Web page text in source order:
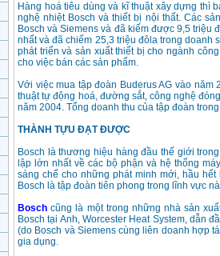
Hàng hoá tiêu dùng và kĩ thuật xây dựng thì
nghệ nhiệt Bosch và thiết bị nội thất. Các
Bosch và Siemens và đã kiếm được 9,5 triệu
nhất và đã chiếm 25,3 triệu đôla trong doanh
phát triển và sản xuất thiết bị cho ngành
cho việc bán các sản phẩm.
Với việc mua tập đoàn Buderus AG vào
thuật tự động hoá, đường sắt, công nghệ
năm 2004. Tổng doanh thu của tập đoàn
THÀNH TỰU ĐẠT ĐƯỢC
Bosch là thương hiệu hàng đầu thế giới
lập lớn nhất về các bộ phận và hệ thống
sáng chế cho những phát minh mới, hầu
Bosch là tập đoàn tiên phong trong lĩnh vực
Boschcũng là một trong những nhà sản
Bosch tại Anh, Worcester Heat System, dẫn
(do Bosch và Siemens cùng liên doanh hợp
gia dụng.